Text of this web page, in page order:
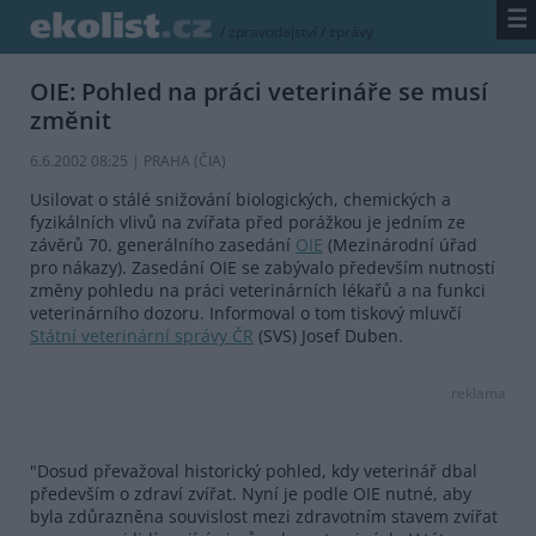
/ zpravodajství / zprávy ☰
OIE: Pohled na práci veterináře se musí
změnit
6.6.2002 08:25 | PRAHA (ČIA)
Usilovat o stálé snižování biologických, chemických a
fyzikálních vlivů na zvířata před porážkou je jedním ze
závěrů 70. generálního zasedání OIE (Mezinárodní úřad
pro nákazy). Zasedání OIE se zabývalo především nutností
změny pohledu na práci veterinárních lékařů a na funkci
veterinárního dozoru. Informoval o tom tiskový mluvčí
Státní veterinární správy ČR (SVS) Josef Duben.
reklama
"Dosud převažoval historický pohled, kdy veterinář dbal
především o zdraví zvířat. Nyní je podle OIE nutné, aby
byla zdůrazněna souvislost mezi zdravotním stavem zvířat